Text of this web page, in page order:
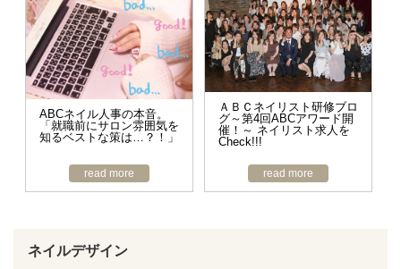
ABCネイル人事の本音。
「就職前にサロン雰囲気を
知るベストな策は…？！」
read more
ＡＢＣネイリスト研修ブロ
グ～第4回ABCアワード開
催！～ ネイリスト求人を
Check!!!
read more
ネイルデザイン